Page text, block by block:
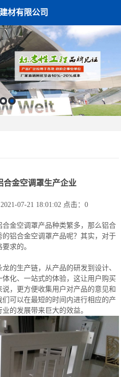
材有限公司
合金空调罩生产企业
07-21 18:01:02 点击： 0
金空调罩产品种类繁多，那么铝合
铝合金空调罩产品呢？其实，对于
求的。
的生产链，从产品的研发到设计、
化、一站式的体验，这让用户购买
，更方便收集用户对产品的意见和
可以在最短的时间内进行相应的产
的发展带来巨大的效益。